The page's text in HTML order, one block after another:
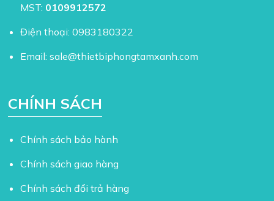
MST: 0109912572
Điện thoại:0983180322
Email:sale@thietbiphongtamxanh.com
CHÍNH SÁCH
Chính sách bảo hành
Chính sách giao hàng
Chính sách đổi trả hàng